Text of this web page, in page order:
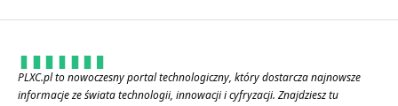
PLXC.pl to nowoczesny portal technologiczny, który dostarcza najnowsze
informacje ze świata technologii, innowacji i cyfryzacji. Znajdziesz tu